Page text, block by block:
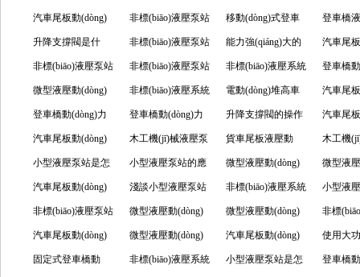
(diǎn) 么清洗油路？
意事項(xiàng) 要注意什么？ 措施有哪些？ (nèi)容
力單元的注意事項
(xiàng)有哪些呢？
的節(jié)能優(yōu)
勢
橋動(dòng)力單元
的作用是什么？
單元到
設(shè)
汽車尾板動(dòng)
力單元的常見故障
及處理方法
非標(biāo)液壓泵站
使用出現(xiàn)問題
的主要原因
移動(dòng)式登車
橋動(dòng)力單元
是什么？
登車橋
(dòng)
(jié)構
(diǎn)分
升降支撐閥是什
么，用來做什么
的？
非標(biāo)液壓泵站
維護(hù)保養(yǎng)
需要注意什么問
題？
能力強(qiáng)大的
汽車尾板動(dòng)
力單元
汽車尾
力單元
用，由
成？
非標(biāo)液壓泵站
的組成部件及各部
件功能
非標(biāo)液壓泵站
的工作原理分享
非標(biāo)液壓系統
(tǒng)是怎么工作
的
登車橋
單元使
意事項
微型液壓動(dòng)
力單元的應(yīng)
用及相關(guān)特
點(diǎn)
非標(biāo)液壓系統
(tǒng)是什么，與
標(biāo)品液壓系統
(tǒng)有什么區(qū)
別
電動(dòng)堆高車
動(dòng)力單元操
作的相關(guān)事
項(xiàng)
汽車尾
力單元
關(guān)
(xiàng)
登車橋動(dòng)力
單元是為什么設
(shè)計(jì)，應
(yīng)用哪些場合
登車橋動(dòng)力
單元使用的相關
(guān)事項(xiàng)
分享
升降支撐閥的操作
規(guī)程怎樣
汽車尾
力單元
置，
的？
汽車尾板動(dòng)
力單元的諸多知識
(shí)點(diǎn)分享
木工機(jī)械液壓泵
站的主要優(yōu)點
(diǎn)是什么？
貨車尾板液壓動
(dòng)力單元的注
意事項(xiàng)有哪
些？
木工機
站的優
(diǎn)有
小型液壓泵站是怎
么進(jìn)行工作
的？
小型液壓泵站的應
(yīng)用很廣泛
微型液壓動(dòng)
力單元有怎樣的優
(yōu)勢
微型液
力單元
汽車尾板動(dòng)
力單元的注意事項
(xiàng)分析
淺談小型液壓泵站
的使用說明
非標(biāo)液壓系統
(tǒng)的結(jié)構
(gòu)分享
小型液
樣組成的
非標(biāo)液壓泵站
是怎么完成工作
的？
微型液壓動(dòng)
力單元的作用是什
么？
微型液壓動(dòng)
力單元應(yīng)用
各種行業(yè)的原
非標
各組件
汽車尾板動(dòng)
力單元的作用及組
微型液壓動(dòng)
力單元的安裝有什
汽車尾板動(dòng)
力單元的使用要注
使用大
站所具
固定式登車橋動 非標(biāo)液壓系統 小型液壓泵站是怎 登車橋